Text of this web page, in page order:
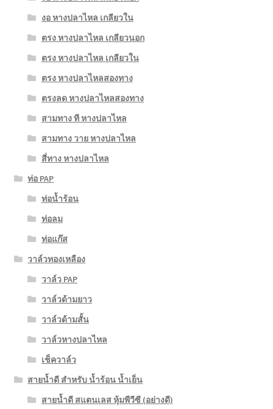
งอ หางปลาไหล เกลียวใน
ตรง หางปลาไหล เกลียวนอก
ตรง หางปลาไหล เกลียวใน
ตรง หางปลาไหลสองทาง
ตรงลด หางปลาไหลสองทาง
สามทาง ที หางปลาไหล
สามทาง วาย หางปลาไหล
สี่ทาง หางปลาไหล
ท่อ PAP
ท่อน้ำร้อน
ท่อลม
ท่อแก๊ส
วาล์วทองเหลือง
วาล์ว PAP
วาล์วด้ามยาว
วาล์วด้ามสั้น
วาล์วหางปลาไหล
เช็ควาล์ว
สายน้ำดี สำหรับ น้ำร้อน น้ำเย็น
สายน้ำดี สแตนเลส หุ้มพีวีซี (อย่างดี)